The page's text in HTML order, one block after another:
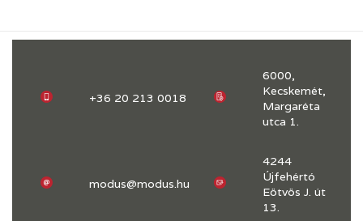
+36 20 213 0018
6000,
Kecskemét,
Margaréta
utca 1.
modus@modus.hu
4244
Újfehértó
Eötvös J. út
13.